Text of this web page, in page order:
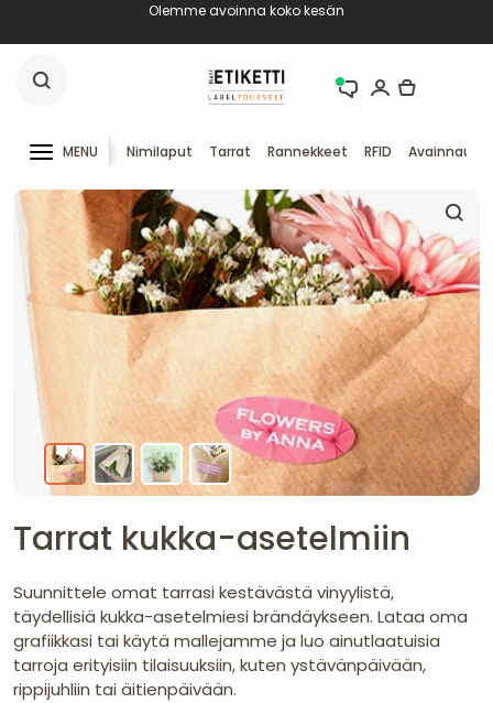
Olemme avoinna koko kesän
MENU Nimilaput Tarrat Rannekkeet RFID
Tarrat kukka-asetelmiin
Suunnittele omat tarrasi kestävästä vinyylistä,
täydellisiä kukka-asetelmiesi brändäykseen. Lataa oma
grafiikkasi tai käytä mallejamme ja luo ainutlaatuisia
tarroja erityisiin tilaisuuksiin, kuten ystävänpäivään,
rippijuhliin tai äitienpäivään.